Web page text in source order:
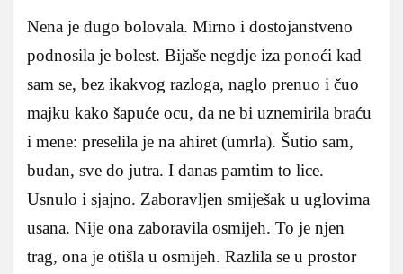
Nena je dugo bolovala. Mirno i dostojanstveno
podnosila je bolest. Bijaše negdje iza ponoći kad
sam se, bez ikakvog razloga, naglo prenuo i čuo
majku kako šapuće ocu, da ne bi uznemirila braću
i mene: preselila je na ahiret (umrla). Šutio sam,
budan, sve do jutra. I danas pamtim to lice.
Usnulo i sjajno. Zaboravljen smiješak u uglovima
usana. Nije ona zaboravila osmijeh. To je njen
trag, ona je otišla u osmijeh. Razlila se u prostor